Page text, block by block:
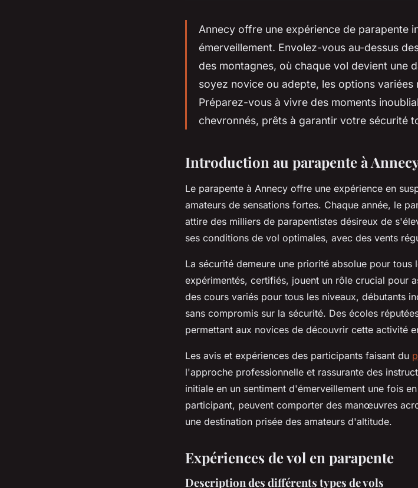
Annecy offre une expérience de parapente
émerveillement. Envolez-vous au-dessus
des montagnes, où chaque vol devient une
soyez novice ou adepte, les options
Préparez-vous à vivre des moments
chevronnés, prêts à garantir votre sécurité
Introduction au parapente à
Le parapente à Annecy offre une expérience en
amateurs de sensations fortes. Chaque année, le
attire des milliers de parapentistes désireux de
ses conditions de vol optimales, avec des vents
La sécurité demeure une priorité absolue pour tous
expérimentés, certifiés, jouent un rôle crucial pour
des cours variés pour tous les niveaux, débutants
sans compromis sur la sécurité. Des écoles
permettant aux novices de découvrir cette activité
Les avis et expériences des participants faisant du
l'approche professionnelle et rassurante des
initiale en un sentiment d'émerveillement une fois
participant, peuvent comporter des manœuvres
une destination prisée des amateurs d'altitude.
Expériences de vol en parapente
Description des différents types de vols